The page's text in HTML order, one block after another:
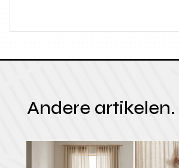
Andere artikelen.